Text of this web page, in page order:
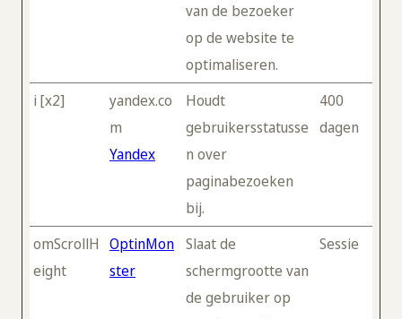
van de bezoeker
op de website te
optimaliseren.
i [x2]
yandex.co
m
Yandex
Houdt
gebruikersstatusse
n over
paginabezoeken
bij.
400
dagen
omScrollH
eight
OptinMon
ster
Slaat de
schermgrootte van
de gebruiker op
Sessie